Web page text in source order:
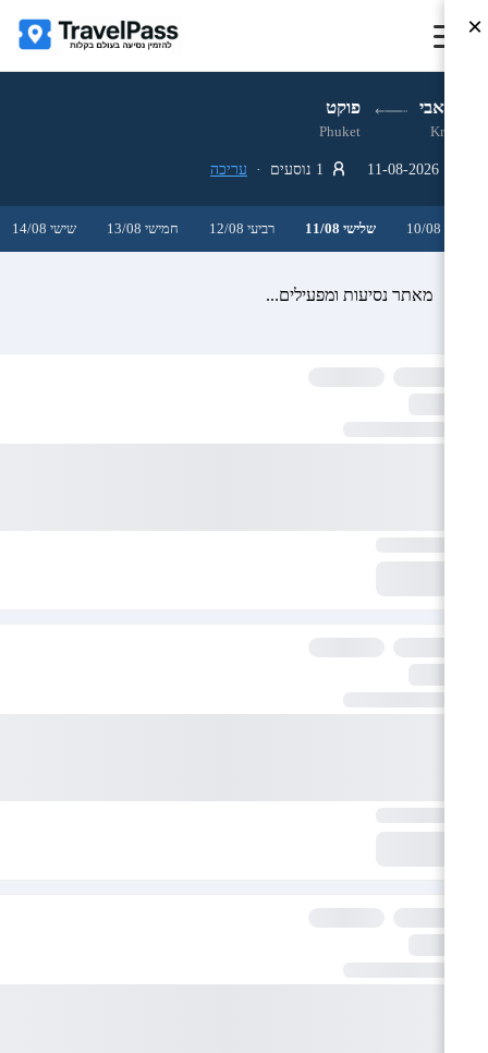
קראבי פוקט
Krabi
Phuket
עריכה
שלישי 11/08 רביעי 12/08 חמישי 13/08 שישי 14/08
מאתר נסיעות ומפעילים...
×